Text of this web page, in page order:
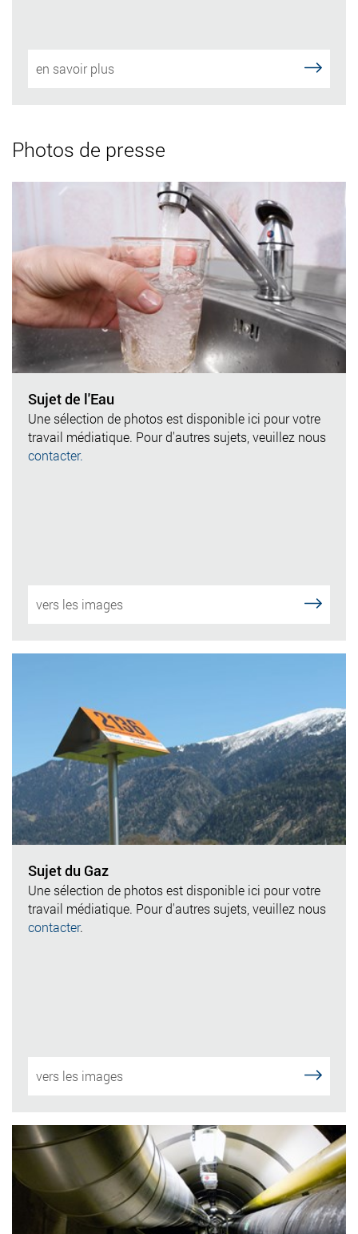
en savoir plus
Photos de presse
Sujet de l'Eau
Une sélection de photos est disponible ici pour votre
travail médiatique. Pour d'autres sujets, veuillez nous
contacter.
vers les images
Sujet du Gaz
Une sélection de photos est disponible ici pour votre
travail médiatique. Pour d'autres sujets, veuillez nous
contacter.
vers les images